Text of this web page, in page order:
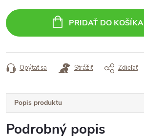
cena:
PRIDAŤ DO KOŠÍKA
Opýtať sa Strážiť Zdieľať
Popis produktu
Podrobný popis